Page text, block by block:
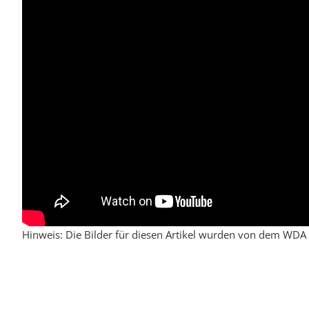
Hinweis: Die Bilder für diesen Artikel wurden von dem